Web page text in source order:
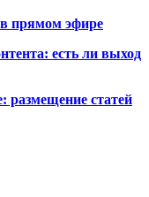
прямом эфире
есть ли выход
размещение статей